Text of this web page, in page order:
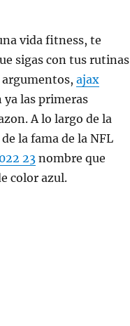
vida fitness, te
sigas con tus rutinas
argumentos,ajax
las primeras
A lo largo de la
la fama de la NFL
23 nombre que
color azul.